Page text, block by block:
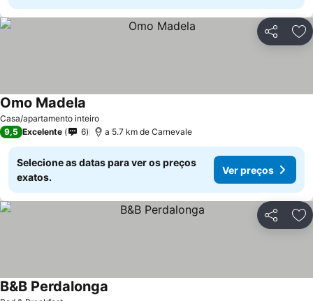
Partilhar
Casa/apartamento inteiro
Omo Madela
9,5 Excelente 6 a 5.7 km de Carnevale
Selecione as datas para ver os preços
exatos.
Ver preços
Partilhar
B&B Perdalonga